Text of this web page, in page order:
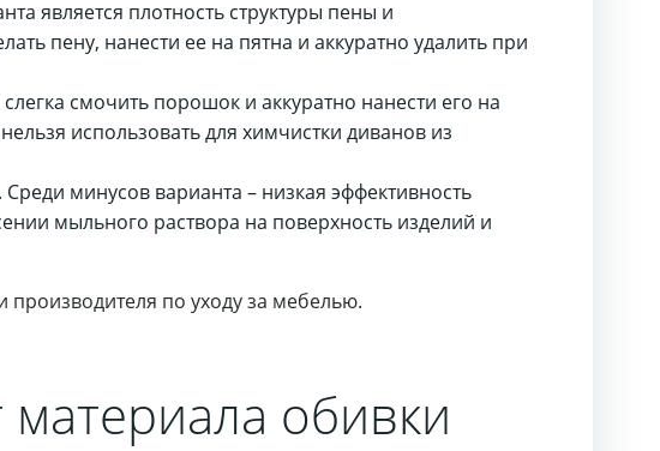
является плотность структуры пены и
пену, нанести ее на пятна и аккуратно удалить при
смочить порошок и аккуратно нанести его на
использовать для химчистки диванов из
минусов варианта – низкая эффективность
мыльного раствора на поверхность изделий и
по уходу за мебелью.
обивки